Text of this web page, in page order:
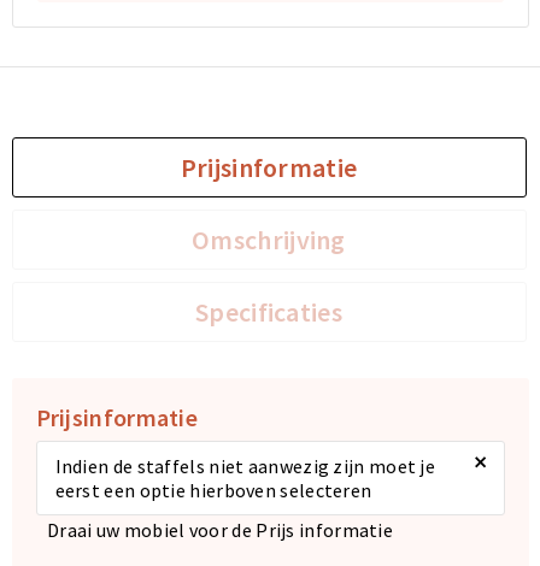
Documententassen
DocumententassenPrijsinformatie
Omschrijving
Specificaties
Prijsinformatie
Indien de staffels niet aanwezig zijn moet je
eerst een optie hierboven selecteren
×
Draai uw mobiel voor de Prijs informatie